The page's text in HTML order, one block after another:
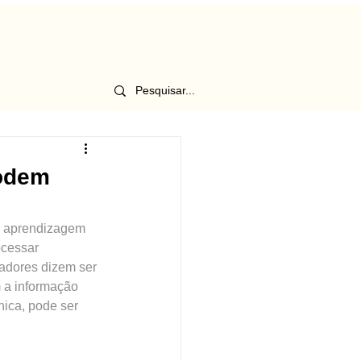
aprendizagem
dizem ser
a informação
pode ser